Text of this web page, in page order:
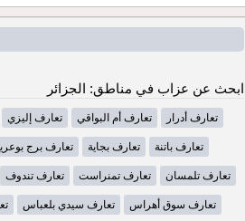
ابحث عن عزاب في مناطق: الجزائر
تعارف أدرار تعارف أم البواقي تعارف إليزي
تعارف باتنة تعارف بجاية تعارف برج
تعارف تلمسان تعارف تمنراست تعارف تندوف
تعارف سوق أهراس تعارف سيدي بلعباس